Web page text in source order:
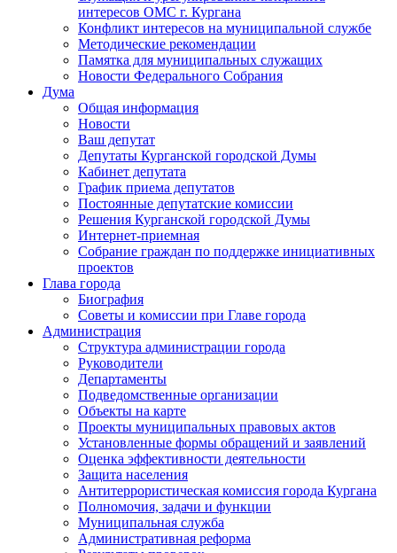
интересов ОМС г. Кургана
Конфликт интересов на муниципальной службе
Методические рекомендации
Памятка для муниципальных служащих
Новости Федерального Cобрания
Дума
Общая информация
Новости
Ваш депутат
Депутаты Курганской городской Думы
Кабинет депутата
График приема депутатов
Постоянные депутатские комиссии
Решения Курганской городской Думы
Интернет-приемная
Собрание граждан по поддержке инициативных
проектов
Глава города
Биография
Советы и комиссии при Главе города
Администрация
Структура администрации города
Руководители
Департаменты
Подведомственные организации
Объекты на карте
Проекты муниципальных правовых актов
Установленные формы обращений и заявлений
Оценка эффективности деятельности
Защита населения
Антитеррористическая комиссия города Кургана
Полномочия, задачи и функции
Муниципальная служба
Административная реформа